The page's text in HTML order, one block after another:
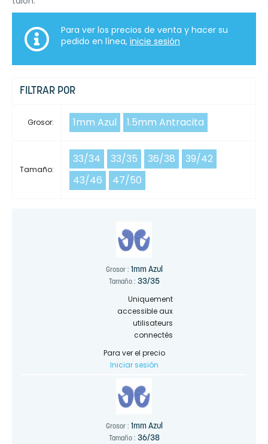
Para ver los precios de venta y hacer su
pedido en línea, inicie sesión
FILTRAR POR
Grosor: 1mm Azul 1.5mm Antracita
Tamaño:
33/34 33/35 36/38
39/42
43/46
47/50
Grosor : 1mm Azul
Tamaño : 33/35
Uniquement
accessible aux
utilisateurs
connectés
Para ver el precio
Iniciar sesión
Grosor : 1mm Azul
Tamaño : 36/38